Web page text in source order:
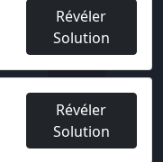
Révéler
Solution
Révéler
Solution